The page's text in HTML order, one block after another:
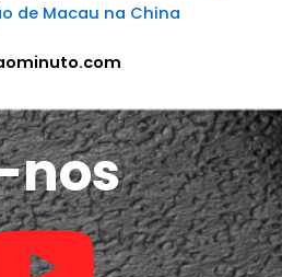
de Macau na China
nos